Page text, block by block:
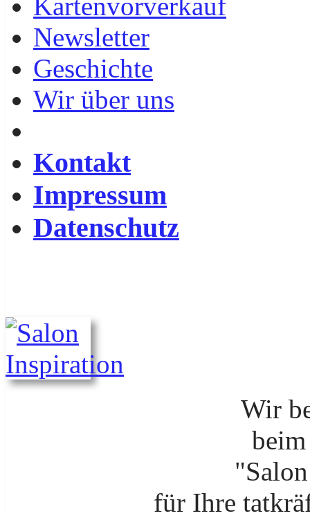
Newsletter
Geschichte
Wir über uns
Kontakt
Impressum
Datenschutz
Wir
für Ihre